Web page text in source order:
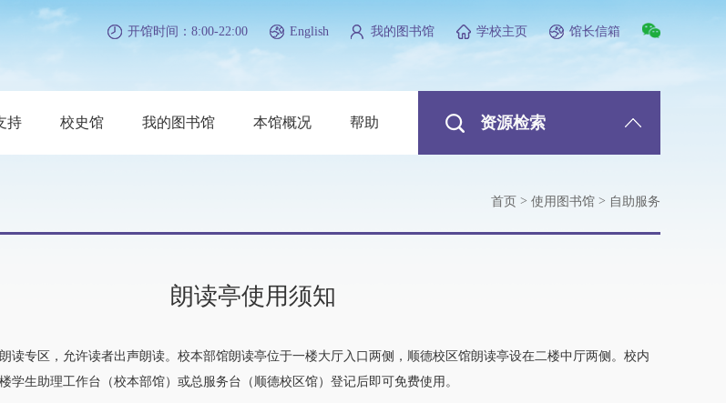
开馆时间：8:00-22:00 English 我的图书馆 学校主页 馆长信箱
资源检索
持 校史馆 我的图书馆 本馆概况 帮助
首页 > 使用图书馆 > 自助服务
朗读亭使用须知
专区，允许读者出声朗读。校本部馆朗读亭位于一楼大厅入口两侧，顺德校区馆朗读亭设在二楼中厅两侧。校内
学生助理工作台（校本部馆）或总服务台（顺德校区馆）登记后即可免费使用。